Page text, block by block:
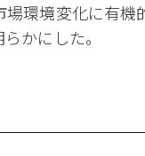
環境変化に有機
かにした。